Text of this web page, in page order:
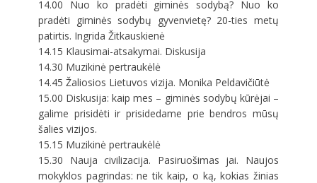
14.00 Nuo ko pradėti giminės sodybą? Nuo ko
pradėti giminės sodybų gyvenvietę? 20-ties metų
patirtis. Ingrida Žitkauskienė
14.15 Klausimai-atsakymai. Diskusija
14.30 Muzikinė pertraukėlė
14.45 Žaliosios Lietuvos vizija. Monika Peldavičiūtė
15.00 Diskusija: kaip mes – giminės sodybų kūrėjai –
galime prisidėti ir prisidedame prie bendros mūsų
šalies vizijos.
15.15 Muzikinė pertraukėlė
15.30 Nauja civilizacija. Pasiruošimas jai. Naujos
mokyklos pagrindas: ne tik kaip, o ką, kokias žinias